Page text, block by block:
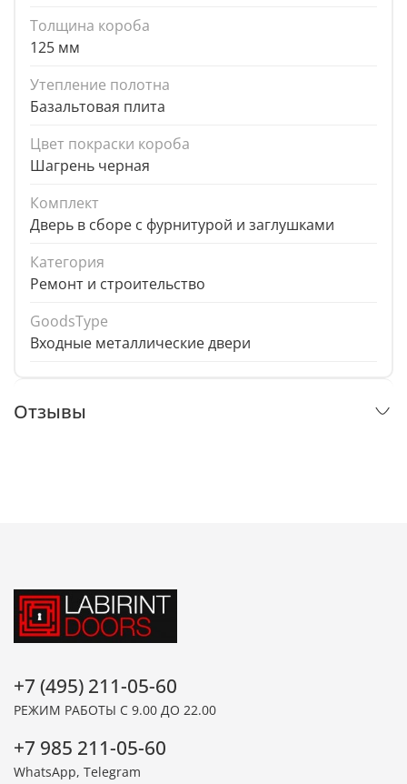
Толщина короба
125 мм
Утепление полотна
Базальтовая плита
Цвет покраски короба
Шагрень черная
Комплект
Дверь в сборе с фурнитурой и заглушками
Категория
Ремонт и строительство
GoodsType
Входные металлические двери
Отзывы
+7 (495) 211-05-60
РЕЖИМ РАБОТЫ С 9.00 ДО 22.00
+7 985 211-05-60
WhatsApp, Telegram